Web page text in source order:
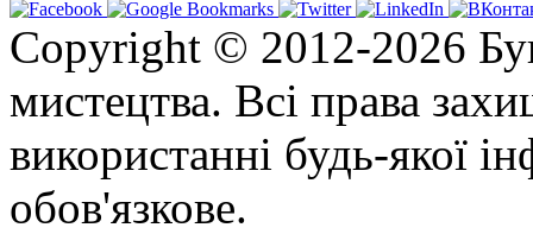
Copyright © 2012-2026
мистецтва. Всі права
використанні будь-якої
обов'язкове.